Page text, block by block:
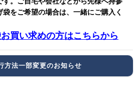
袋をご希望の場合は、一緒にご購入く
買い求めの方はこちらから
方法一部変更のお知らせ